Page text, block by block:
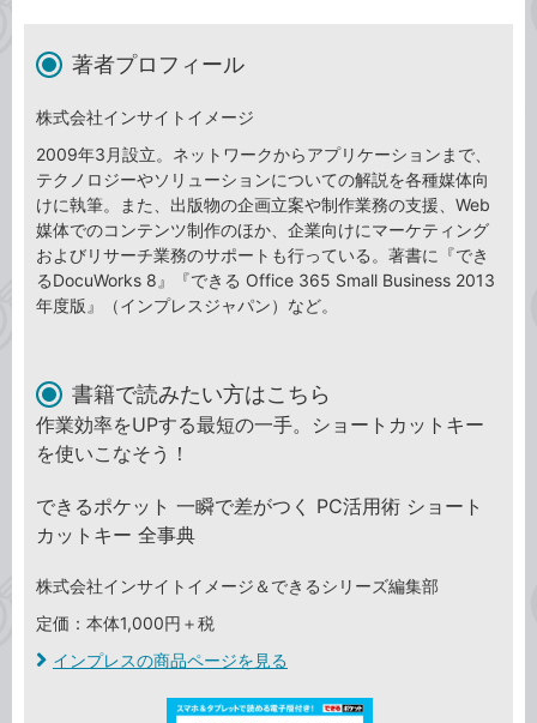
著者プロフィール
株式会社インサイトイメージ
2009年3月設立。ネットワークからアプリケーションまで、
テクノロジーやソリューションについての解説を各種媒体向
けに執筆。また、出版物の企画立案や制作業務の支援、Web
媒体でのコンテンツ制作のほか、企業向けにマーケティング
およびリサーチ業務のサポートも行っている。著書に『でき
るDocuWorks 8』『できる Office 365 Small Business 2013
年度版』（インプレスジャパン）など。
書籍で読みたい方はこちら
作業効率をUPする最短の一手。ショートカットキー
を使いこなそう！
できるポケット 一瞬で差がつく PC活用術 ショート
カットキー 全事典
株式会社インサイトイメージ＆できるシリーズ編集部
定価：本体1,000円＋税
インプレスの商品ページを見る